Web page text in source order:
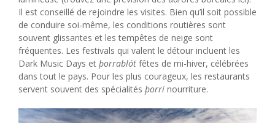
Il est conseillé de rejoindre les visites. Bien qu’il soit possible
de conduire soi-même, les conditions routières sont
souvent glissantes et les tempêtes de neige sont
fréquentes. Les festivals qui valent le détour incluent les
Dark Music Days et þorrablót fêtes de mi-hiver, célébrées
dans tout le pays. Pour les plus courageux, les restaurants
servent souvent des spécialités þorri nourriture.